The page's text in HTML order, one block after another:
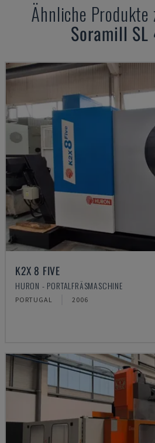
Ähnliche Produkte
Soramill
K2X 8 FIVE
HURON - PORTALFRÄSMASCHINE
PORTUGAL 2006